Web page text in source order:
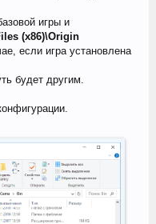
игры и
(x86)\Origin
если игра установлена
будет другим.